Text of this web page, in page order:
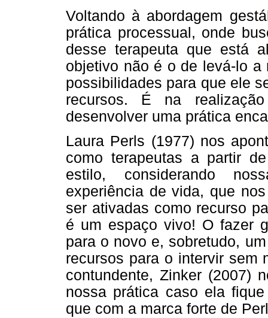
Voltando à abordagem
prática processual, onde
desse terapeuta que está
objetivo não é o de levá-lo a
possibilidades para que ele
recursos. É na
desenvolver uma prática
Laura Perls (1977) nos
como terapeutas a partir
estilo, considerando
experiência de vida, que
ser ativadas como recurso
é um espaço vivo! O fazer
para o novo e, sobretudo,
recursos para o intervir sem
contundente, Zinker (2007)
nossa prática caso ela
que com a marca forte de